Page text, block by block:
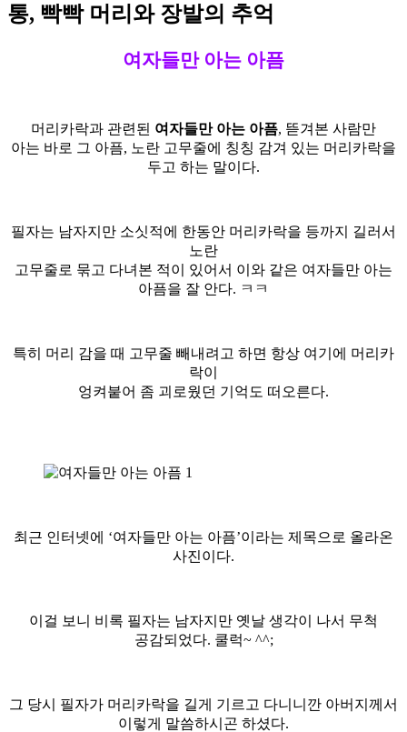
통, 빡빡 머리와 장발의 추억
여자들만 아는 아픔
머리카락과 관련된 여자들만 아는 아픔, 뜯겨본 사람만
아는 바로 그 아픔, 노란 고무줄에 칭칭 감겨 있는 머리카락을
두고 하는 말이다.
필자는 남자지만 소싯적에 한동안 머리카락을 등까지 길러서
노란
고무줄로 묶고 다녀본 적이 있어서 이와 같은 여자들만 아는
아픔을 잘 안다. ㅋㅋ
특히 머리 감을 때 고무줄 빼내려고 하면 항상 여기에 머리카
락이
엉켜붙어 좀 괴로웠던 기억도 떠오른다.
최근 인터넷에 ‘여자들만 아는 아픔’이라는 제목으로 올라온
사진이다.
이걸 보니 비록 필자는 남자지만 옛날 생각이 나서 무척
공감되었다. 쿨럭~ ^^;
그 당시 필자가 머리카락을 길게 기르고 다니니깐 아버지께서
이렇게 말씀하시곤 하셨다.